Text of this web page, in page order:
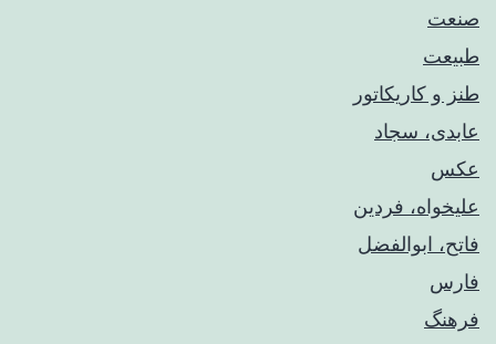
صنعت
طبیعت
طنز و کاریکاتور
عابدی، سجاد
عکس
علیخواه، فردین
فاتح، ابوالفضل
فارس
فرهنگ